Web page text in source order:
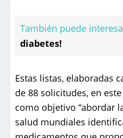
También puede
diabetes!
Estas listas, elaboradas
de 88 solicitudes, en
como objetivo “abordar
salud mundiales